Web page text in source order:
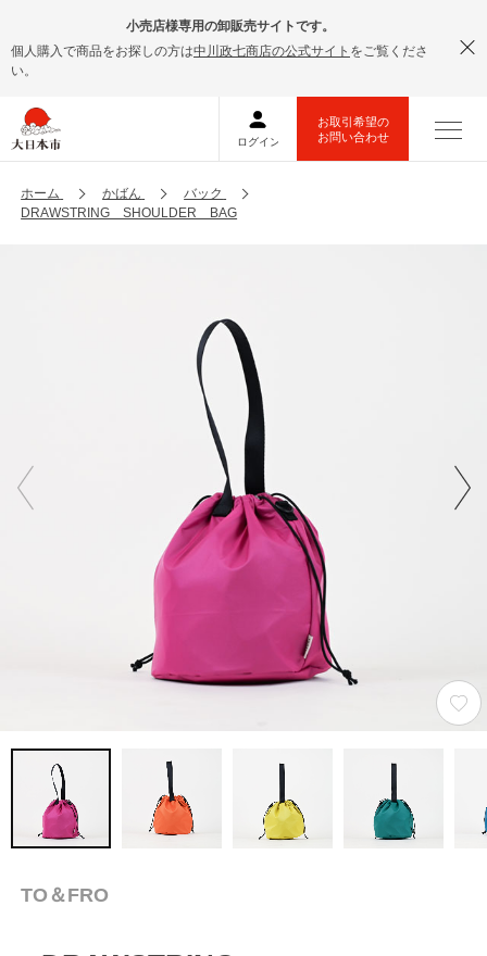
小売店様専用の卸販売サイトです。
個人購入で商品をお探しの方は中川政七商店の公式サイト をご覧くださ
い。
ホーム かばん
バック
DRAWSTRING SHOULDER BAG
TO＆FRO